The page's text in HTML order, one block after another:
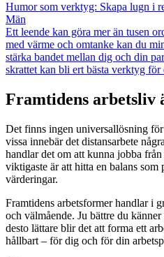
Humor som verktyg: Skapa lugn i
Män
Ett leende kan göra mer än tusen
med värme och omtanke kan du
stärka bandet mellan dig och din
skrattet kan bli ert bästa verktyg
Framtidens arbetsliv
Det finns ingen universallösning
vissa innebär det distansarbete
handlar det om att kunna jobba
viktigaste är att hitta en balans
värderingar.
Framtidens arbetsformer handlar i
och välmående. Ju bättre du
desto lättare blir det att forma ett
hållbart – för dig och för din